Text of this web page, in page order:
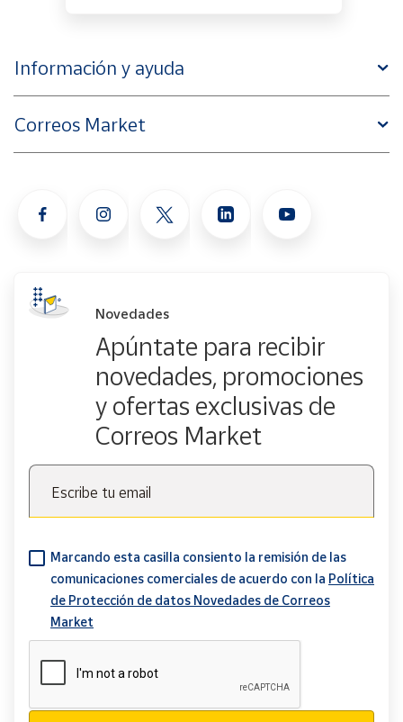
Información y ayuda
Correos Market
Novedades
Apúntate para recibir
novedades, promociones
y ofertas exclusivas de
Correos Market
Escribe tu email
Marcando esta casilla consiento la remisión de las
comunicaciones comerciales de acuerdo con la Política
de Protección de datos Novedades de Correos
Market